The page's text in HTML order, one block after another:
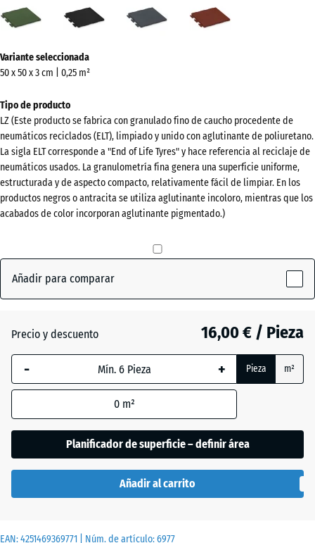
EAN:4251469369771 | Núm. de artículo:6977
hierba
pizarra
ladrillo
información
sobre
los
colores?
Mostrar
paleta
de
colores
Verde
Antracita - 2,90 €
Gris
pizarra
ladrillo
- 1,40 €
Variante seleccionada
50 x 50 x 3 cm | 0,25 m²
Tipo de producto
LZ (Este producto se fabrica con granulado fino de caucho procedente de
neumáticos reciclados (ELT), limpiado y unido con aglutinante de poliuretano.
La sigla ELT corresponde a "End of Life Tyres" y hace referencia al reciclaje de
neumáticos usados. La granulometría fina genera una superficie uniforme,
estructurada y de aspecto compacto, relativamente fácil de limpiar. En los
productos negros o antracita se utiliza aglutinante incoloro, mientras que los
acabados de color incorporan aglutinante pigmentado.)
Añadir para comparar
Precio y descuento 16,00 € / Pieza
- + Pieza m²
0 m²
Planificador de superficie – definir área
Añadir al carrito